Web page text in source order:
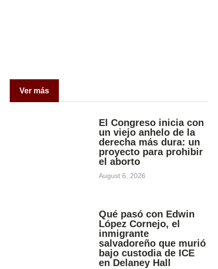
Ver más
El Congreso inicia con
un viejo anhelo de la
derecha más dura: un
proyecto para prohibir
el aborto
August 6, 2026
Qué pasó con Edwin
López Cornejo, el
inmigrante
salvadoreño que murió
bajo custodia de ICE
en Delaney Hall